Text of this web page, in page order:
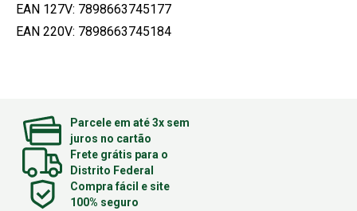
EAN 127V: 7898663745177
EAN 220V: 7898663745184
Parcele em até 3x sem
juros no cartão
Frete grátis para o
Distrito Federal
Compra fácil e site
100% seguro